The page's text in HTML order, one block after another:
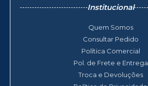
Institucional
Quem Somos
Consultar Pedido
Política Comercial
Pol. de Frete e Entrega
Troca e Devoluções